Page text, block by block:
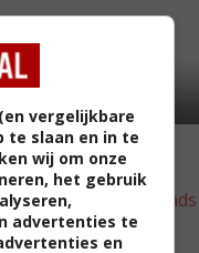
,8
with Two Heads
vergelijkbare
te slaan en in te
wij om onze
het gebruik
advertenties te
en